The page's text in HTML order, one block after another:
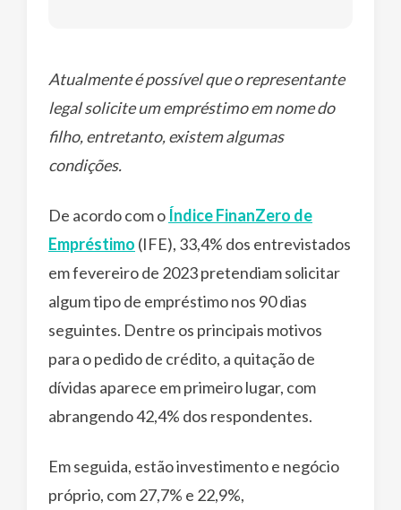
Atualmente é possível que o representante
legal solicite um empréstimo em nome do
filho, entretanto, existem algumas
condições.
De acordo com o Índice FinanZero de
Empréstimo (IFE), 33,4% dos entrevistados
em fevereiro de 2023 pretendiam solicitar
algum tipo de empréstimo nos 90 dias
seguintes. Dentre os principais motivos
para o pedido de crédito, a quitação de
dívidas aparece em primeiro lugar, com
abrangendo 42,4% dos respondentes.
Em seguida, estão investimento e negócio
próprio, com 27,7% e 22,9%,